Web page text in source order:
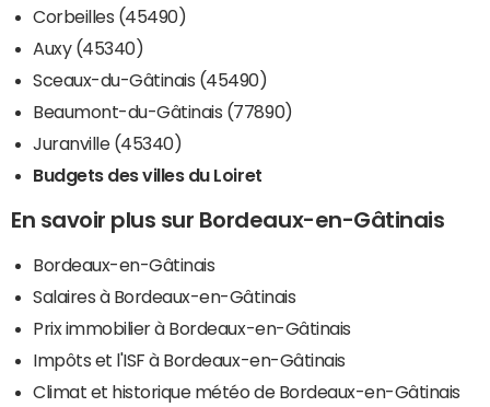
Corbeilles (45490)
Auxy (45340)
Sceaux-du-Gâtinais (45490)
Beaumont-du-Gâtinais (77890)
Juranville (45340)
Budgets des villes du Loiret
En savoir plus sur Bordeaux-en-Gâtinais
Bordeaux-en-Gâtinais
Salaires à Bordeaux-en-Gâtinais
Prix immobilier à Bordeaux-en-Gâtinais
Impôts et l'ISF à Bordeaux-en-Gâtinais
Climat et historique météo de Bordeaux-en-Gâtinais